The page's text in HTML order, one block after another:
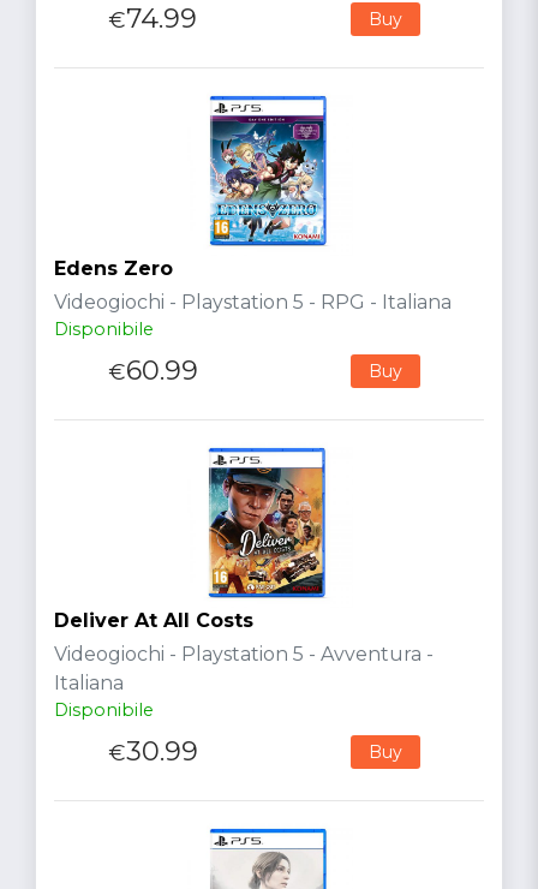
€74.99 Buy
Edens Zero
Videogiochi - Playstation 5 - RPG - Italiana
Disponibile
€60.99 Buy
Deliver At All Costs
Videogiochi - Playstation 5 - Avventura -
Italiana
Disponibile
€30.99 Buy